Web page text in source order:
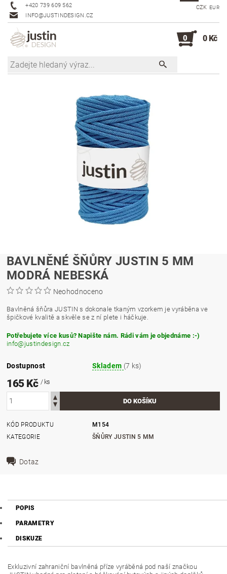
+420 739 609 562
INFO@JUSTINDESIGN.CZ
CZK EUR
0 0 Kč
BAVLNĚNÉ ŠŇŮRY JUSTIN 5 MM
MODRÁ NEBESKÁ
Neohodnoceno
Bavlněná šňůra JUSTIN s dokonale tkaným vzorkem je vyráběna ve
špičkové kvalitě a skvěle se z ní plete i háčkuje.
Potřebujete více kusů? Napište nám. Rádi vám je objednáme :-)
info@justindesign.cz
Dostupnost Skladem (7 ks)
165 Kč / ks
KÓD PRODUKTU
M154
KATEGORIE
ŠŇŮRY JUSTIN 5 MM
Dotaz
POPIS
PARAMETRY
DISKUZE
Exkluzivní zahraniční bavlněná příze vyráběná pod naší značkou